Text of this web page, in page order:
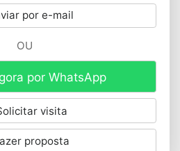
por e-mail
OU
por WhatsApp
visita
proposta